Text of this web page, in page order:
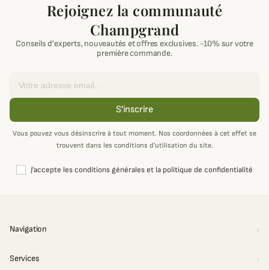
Rejoignez la communauté
Champgrand
Conseils d'experts, nouveautés et offres exclusives. -10% sur votre
première commande.
S'inscrire
Vous pouvez vous désinscrire à tout moment. Nos coordonnées à cet effet se
trouvent dans les conditions d’utilisation du site.
J'accepte les conditions générales et la politique de confidentialité
Navigation
Services